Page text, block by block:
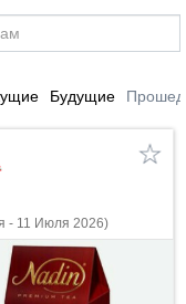
Будущие
- 11 Июля 2026)